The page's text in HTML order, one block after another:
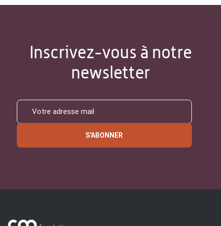
Inscrivez-vous à notre
newsletter
S'ABONNER